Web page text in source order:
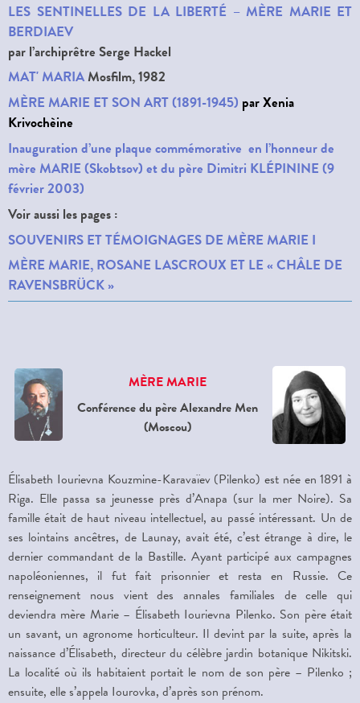
LES SENTINELLES DE LA LIBERTÉ – MÈRE MARIE ET
BERDIAEV
par l’archiprêtre Serge Hackel
MAT' MARIAMosfilm, 1982
MÈRE MARIE ET SON ART (1891-1945) par Xenia
Krivochèine
Inauguration d’une plaque commémorative en l’honneur de
mère MARIE (Skobtsov) et du père Dimitri KLÉPININE (9
février 2003)
Voir aussi les pages :
SOUVENIRS ET TÉMOIGNAGES DE MÈRE MARIE I
MÈRE MARIE, ROSANE LASCROUX ET LE « CHÂLE DE
RAVENSBRÜCK »
MÈRE MARIE
Conférence du père Alexandre Men
(Moscou)
Élisabeth Iourievna Kouzmine-Karavaïev (Pilenko) est née en 1891 à
Riga. Elle passa sa jeunesse près d’Anapa (sur la mer Noire). Sa
famille était de haut niveau intellectuel, au passé intéressant. Un de
ses lointains ancêtres, de Launay, avait été, c’est étrange à dire, le
dernier commandant de la Bastille. Ayant participé aux campagnes
napoléoniennes, il fut fait prisonnier et resta en Russie. Ce
renseignement nous vient des annales familiales de celle qui
deviendra mère Marie – Élisabeth Iourievna Pilenko. Son père était
un savant, un agronome horticulteur. Il devint par la suite, après la
naissance d’Élisabeth, directeur du célèbre jardin botanique Nikitski.
La localité où ils habitaient portait le nom de son père – Pilenko ;
ensuite, elle s’appela Iourovka, d’après son prénom.